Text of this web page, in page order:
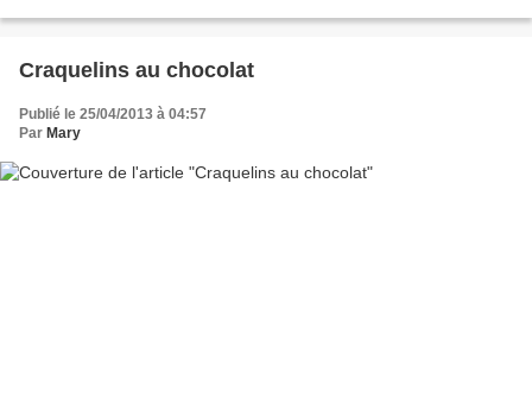
Craquelins au chocolat
Publié le 25/04/2013 à 04:57
Par Mary